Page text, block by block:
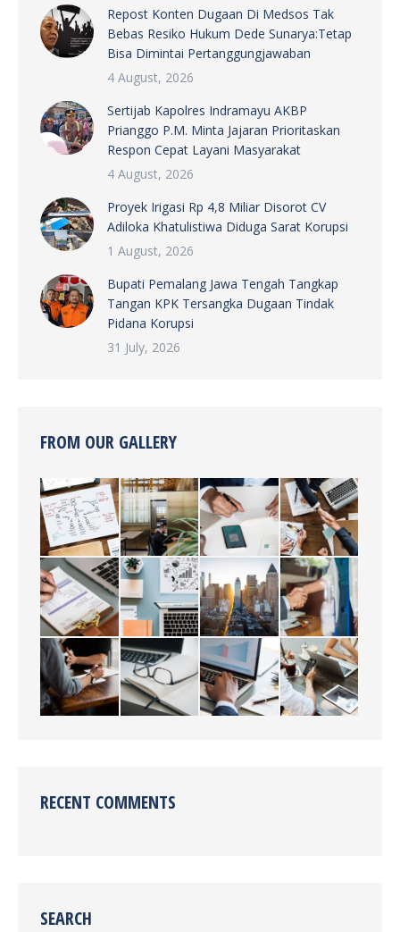
Repost Konten Dugaan Di Medsos Tak
Bebas Resiko Hukum Dede Sunarya:Tetap
Bisa Dimintai Pertanggungjawaban
4 August, 2026
Sertijab Kapolres Indramayu AKBP
Prianggo P.M. Minta Jajaran Prioritaskan
Respon Cepat Layani Masyarakat
4 August, 2026
Proyek Irigasi Rp 4,8 Miliar Disorot CV
Adiloka Khatulistiwa Diduga Sarat Korupsi
1 August, 2026
Bupati Pemalang Jawa Tengah Tangkap
Tangan KPK Tersangka Dugaan Tindak
Pidana Korupsi
31 July, 2026
FROM OUR GALLERY
RECENT COMMENTS
SEARCH